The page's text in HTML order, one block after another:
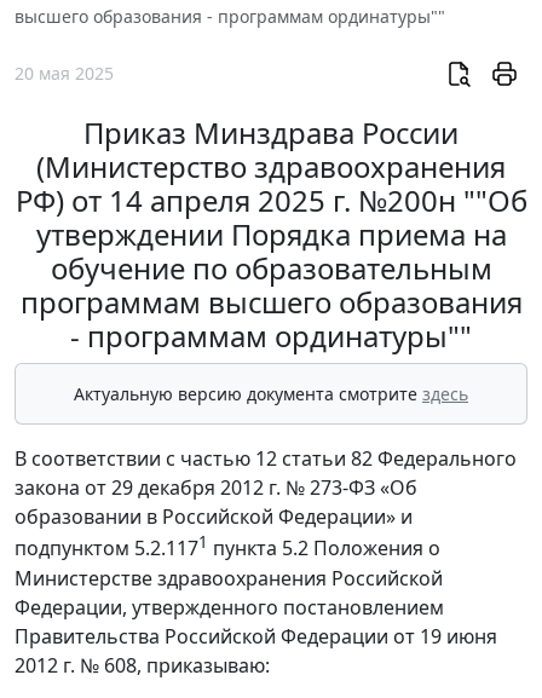
высшего образования - программам ординатуры""
20 мая 2025
Приказ Минздрава России
(Министерство здравоохранения
РФ) от 14 апреля 2025 г. №200н ""Об
утверждении Порядка приема на
обучение по образовательным
программам высшего образования
- программам ординатуры""
Актуальную версию документа смотрите здесь
В соответствии с частью 12 статьи 82 Федерального
закона от 29 декабря 2012 г. № 273-ФЗ «Об
образовании в Российской Федерации» и
подпунктом 5.2.1171 пункта 5.2 Положения о
Министерстве здравоохранения Российской
Федерации, утвержденного постановлением
Правительства Российской Федерации от 19 июня
2012 г. № 608, приказываю: